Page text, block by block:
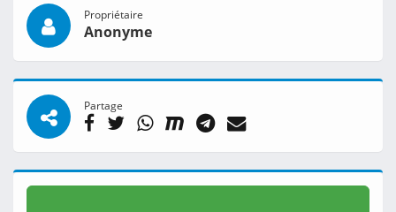
Propriétaire
Anonyme
Partage